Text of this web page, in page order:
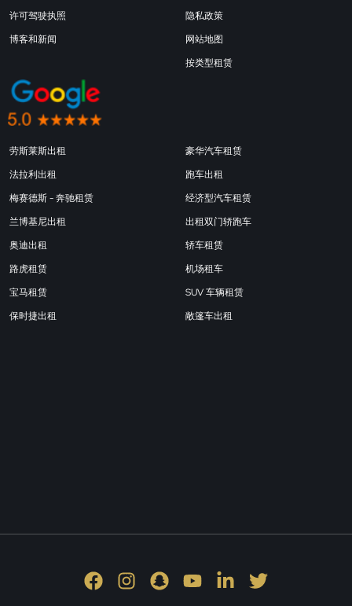
许可驾驶执照
博客和新闻
隐私政策
网站地图
按类型租赁
劳斯莱斯出租
法拉利出租
梅赛德斯 - 奔驰租赁
兰博基尼出租
奥迪出租
路虎租赁
宝马租赁
保时捷出租
豪华汽车租赁
跑车出租
经济型汽车租赁
出租双门轿跑车
轿车租赁
机场租车
SUV 车辆租赁
敞篷车出租